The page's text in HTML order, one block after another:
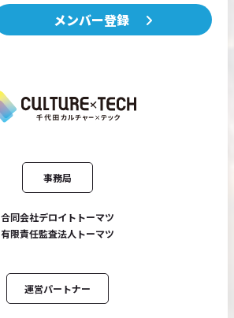
メンバー登録
事務局
合同会社デロイトトーマツ
有限責任監査法人トーマツ
運営パートナー